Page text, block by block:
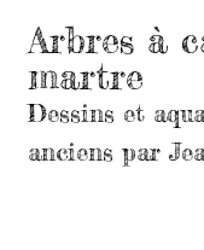
Arbres à
martre
Dessins et
anciens par